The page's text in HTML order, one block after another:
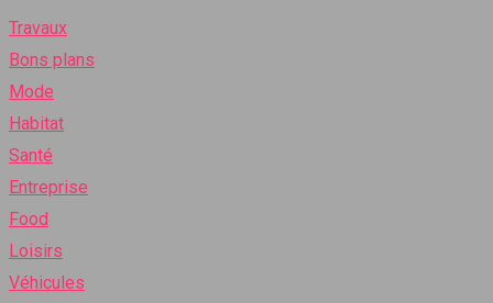
Travaux
Bons plans
Mode
Habitat
Santé
Entreprise
Food
Loisirs
Véhicules